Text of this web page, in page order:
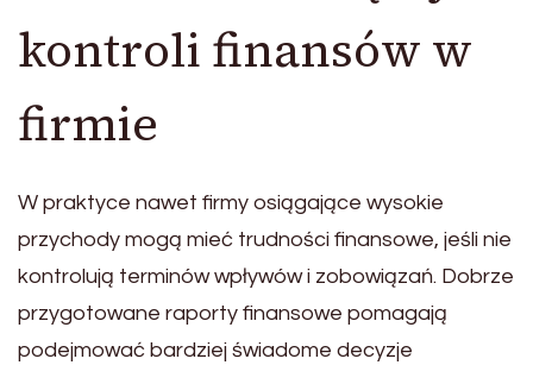
kontroli finansów w
firmie
W praktyce nawet firmy osiągające wysokie
przychody mogą mieć trudności finansowe, jeśli nie
kontrolują terminów wpływów i zobowiązań. Dobrze
przygotowane raporty finansowe pomagają
podejmować bardziej świadome decyzje